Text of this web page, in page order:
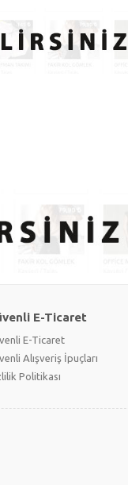
E-Ticaret
E-Ticaret
Alışveriş İpuçları
Politikası